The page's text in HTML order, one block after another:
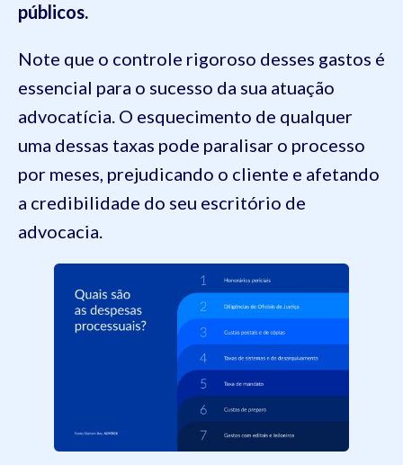
públicos.
Note que o controle rigoroso desses gastos é
essencial para o sucesso da sua atuação
advocatícia. O esquecimento de qualquer
uma dessas taxas pode paralisar o processo
por meses, prejudicando o cliente e afetando
a credibilidade do seu escritório de
advocacia.